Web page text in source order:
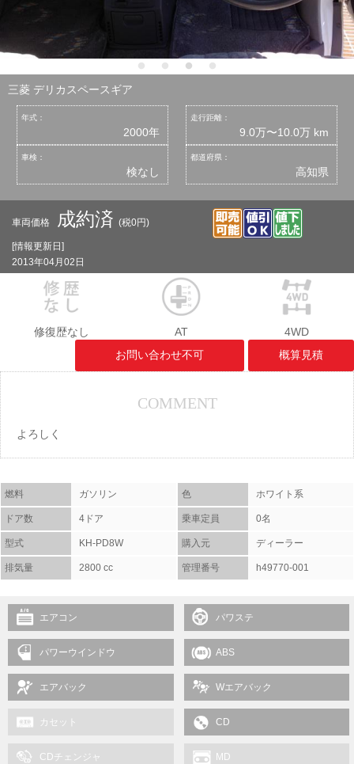
三菱 デリカスペースギア
年式：
2000年
走行距離：
9.0万〜10.0万 km
車検：
検なし
都道府県：
高知県
車両価格 成約済(税0円)
[情報更新日]
2013年04月02日
修復歴なし AT
4WD
お問い合わせ不可
概算見積
COMMENT
よろしく
燃料 ガソリン 色 ホワイト系
ドア数 4ドア 乗車定員 0名
型式 KH-PD8W 購入元 ディーラー
排気量 2800 cc 管理番号 h49770-001
エアコン パワステ
パワーウインドウ ABS
エアバック Wエアバック
カセット CD
CDチェンジャ MD